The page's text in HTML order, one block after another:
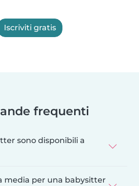
Iscriviti gratis
frequenti
sono disponibili a
media per una babysitter